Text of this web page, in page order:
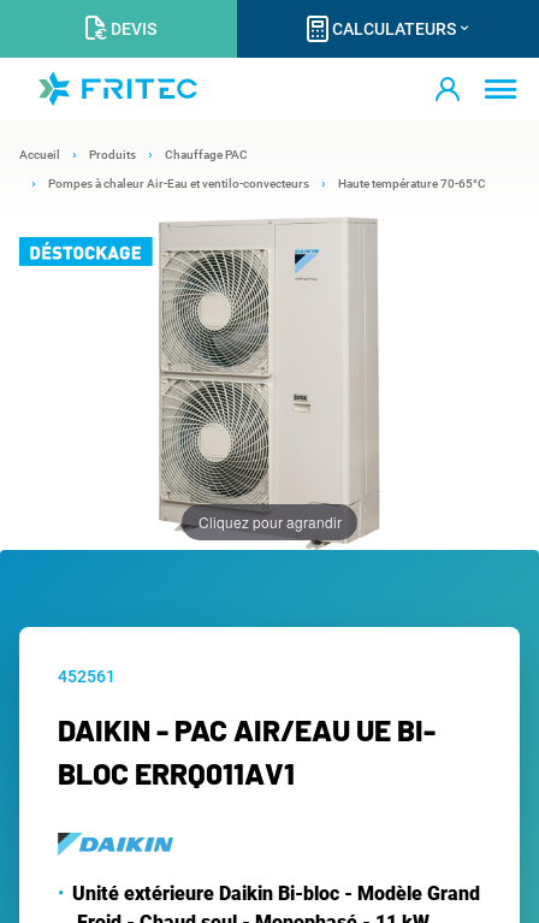
DEVIS CALCULATEURS
Accueil Produits Chauffage PAC
Pompes à chaleur Air-Eau et ventilo-convecteurs Haute température 70-65°C
Cliquez pour agrandir
452561
DAIKIN - PAC AIR/EAU UE BI-
BLOC ERRQ011AV1
Unité extérieure Daikin Bi-bloc - Modèle Grand